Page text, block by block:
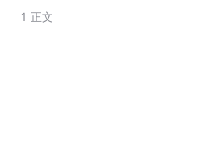
1 正文